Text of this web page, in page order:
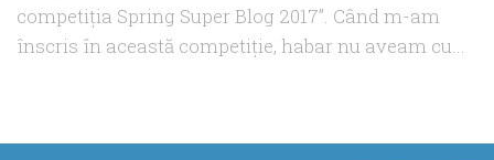
competiţia Spring Super Blog 2017”. Când m-am
înscris în această competiţie, habar nu aveam cu...